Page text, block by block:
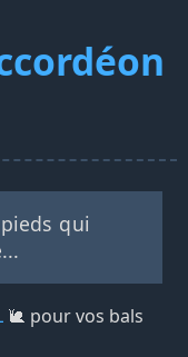
qui
🐌 pour vos bals